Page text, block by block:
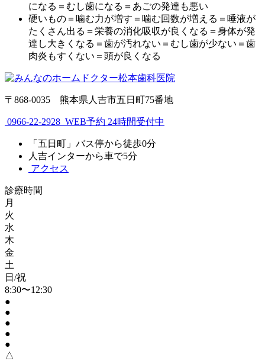
になる＝むし歯になる＝あごの発達も悪い
硬いもの＝噛む力が増す＝噛む回数が増える＝唾液が
たくさん出る＝栄養の消化吸収が良くなる＝身体が発
達し大きくなる＝歯が汚れない＝むし歯が少ない＝歯
肉炎もすくない＝頭が良くなる
〒868-0035 熊本県人吉市五日町75番地
0966-22-2928 WEB予約 24時間受付中
「五日町」バス停から徒歩0分
人吉インターから車で5分
アクセス
診療時間
月
火
水
木
金
土
日/祝
8:30〜12:30
●
●
●
●
●
△